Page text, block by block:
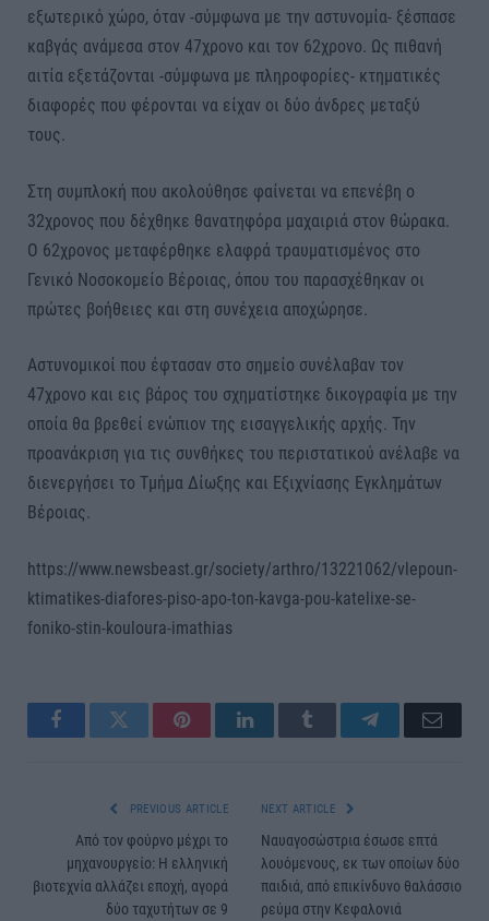
εξωτερικό χώρο, όταν -σύμφωνα με την αστυνομία- ξέσπασε
καβγάς ανάμεσα στον 47χρονο και τον 62χρονο. Ως πιθανή
αιτία εξετάζονται -σύμφωνα με πληροφορίες- κτηματικές
διαφορές που φέρονται να είχαν οι δύο άνδρες μεταξύ
τους.
Στη συμπλοκή που ακολούθησε φαίνεται να επενέβη ο
32χρονος που δέχθηκε θανατηφόρα μαχαιριά στον θώρακα.
Ο 62χρονος μεταφέρθηκε ελαφρά τραυματισμένος στο
Γενικό Νοσοκομείο Βέροιας, όπου του παρασχέθηκαν οι
πρώτες βοήθειες και στη συνέχεια αποχώρησε.
Αστυνομικοί που έφτασαν στο σημείο συνέλαβαν τον
47χρονο και εις βάρος του σχηματίστηκε δικογραφία με την
οποία θα βρεθεί ενώπιον της εισαγγελικής αρχής. Την
προανάκριση για τις συνθήκες του περιστατικού ανέλαβε να
διενεργήσει το Τμήμα Δίωξης και Εξιχνίασης Εγκλημάτων
Βέροιας.
https://www.newsbeast.gr/society/arthro/13221062/vlepoun-
ktimatikes-diafores-piso-apo-ton-kavga-pou-katelixe-se-
foniko-stin-kouloura-imathias
FacebookTwitter PinterestLinkedInTumblr TelegramEmail
PREVIOUS ARTICLE
Από τον φούρνο μέχρι το
μηχανουργείο: Η ελληνική
βιοτεχνία αλλάζει εποχή, αγορά
δύο ταχυτήτων σε 9
NEXT ARTICLE
Ναυαγοσώστρια έσωσε επτά
λουόμενους, εκ των οποίων δύο
παιδιά, από επικίνδυνο θαλάσσιο
ρεύμα στην Κεφαλονιά